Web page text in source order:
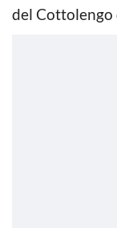
del Cottolengo